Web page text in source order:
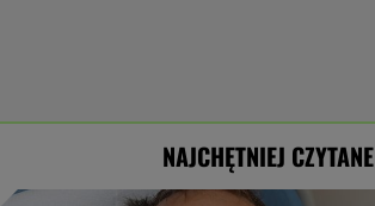
NAJCHĘTNIEJ CZYTANE